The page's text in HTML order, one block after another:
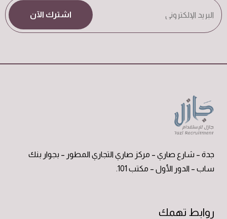
اشترك الآن
جدة – شارع صاري – مركز صاري التجاري المطور – بجوار بنك
ساب – الدور الأول – مكتب 101.
روابط تهمك